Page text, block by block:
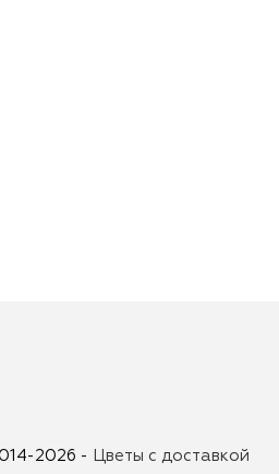
2026 -
Цветы с доставкой